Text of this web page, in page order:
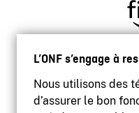
L’ONF s’engage à
Nous utilisons des
d’assurer le bon